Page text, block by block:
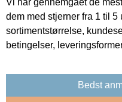
dem med stjerner fra 1 til
sortimentstørrelse,
betingelser,
Bedst